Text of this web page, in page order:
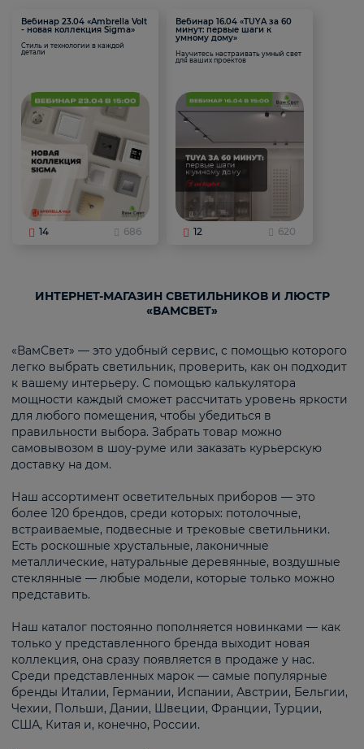
Вебинар 23.04 «Ambrella Volt
- новая коллекция Sigma»
Стиль и технологии в каждой
детали
14 686
Вебинар 16.04 «TUYA за 60
минут: первые шаги к
умному дому»
Научитесь настраивать умный свет
для ваших проектов
12 620
ИНТЕРНЕТ-МАГАЗИН СВЕТИЛЬНИКОВ И ЛЮСТР
«ВАМСВЕТ»
«ВамСвет» — это удобный сервис, с помощью которого
легко выбрать светильник, проверить, как он подходит
к вашему интерьеру. С помощью калькулятора
мощности каждый сможет рассчитать уровень яркости
для любого помещения, чтобы убедиться в
правильности выбора. Забрать товар можно
самовывозом в шоу-руме или заказать курьерскую
доставку на дом.
Наш ассортимент осветительных приборов — это
более 120 брендов, среди которых: потолочные,
встраиваемые, подвесные и трековые светильники.
Есть роскошные хрустальные, лаконичные
металлические, натуральные деревянные, воздушные
стеклянные — любые модели, которые только можно
представить.
Наш каталог постоянно пополняется новинками — как
только у представленного бренда выходит новая
коллекция, она сразу появляется в продаже у нас.
Среди представленных марок — самые популярные
бренды Италии, Германии, Испании, Австрии, Бельгии,
Чехии, Польши, Дании, Швеции, Франции, Турции,
США, Китая и, конечно, России.